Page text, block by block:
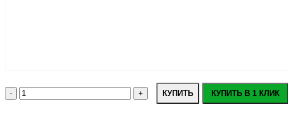
КУПИТЬ КУПИТЬ В 1 КЛИК